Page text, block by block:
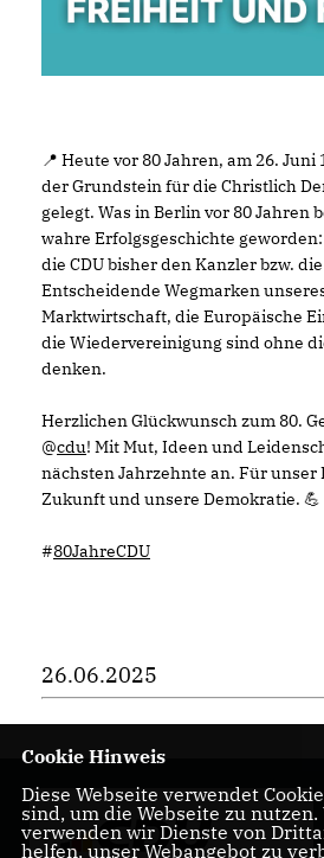
📍 Heute vor 80 Jahren, am 26.
der Grundstein für die Christlich
gelegt. Was in Berlin vor 80 Jahren
wahre Erfolgsgeschichte
die CDU bisher den Kanzler bzw.
Entscheidende Wegmarken
Marktwirtschaft, die Europäische
die Wiedervereinigung sind ohne
denken.
Herzlichen Glückwunsch zum 80.
@cdu! Mit Mut, Ideen und
nächsten Jahrzehnte an. Für unser
Zukunft und unsere Demokratie. 💪
#80JahreCDU
26.06.2025
Cookie Hinweis
Diese Webseite verwendet
sind, um die Webseite zu
verwenden wir Dienste von
helfen, unser Webangebot zu